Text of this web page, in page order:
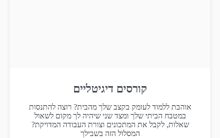
קורסים דיגיטליים
אוהבת ללמוד לעומק בקצב שלך מהבית? רוצה להתנסות
במטבח הביתי שלך ומצד שני שיהיה לך מקום לשאול
שאלות, לקבל את המתכונים וצורת העבודה המדויקת?
המסלול הזה בשבילך